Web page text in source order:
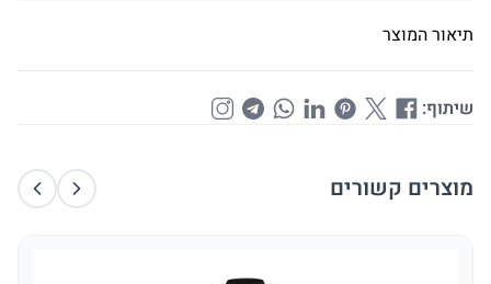
תיאור המוצר
שיתוף:
מוצרים קשורים